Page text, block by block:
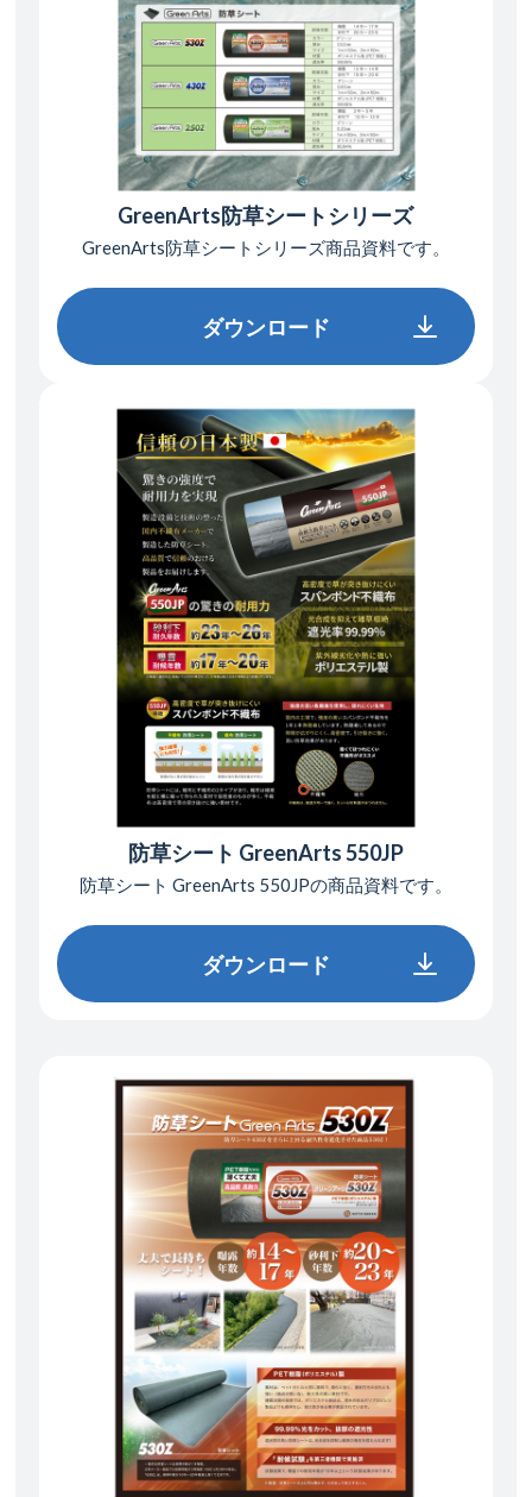
GreenArts防草シートシリーズ
GreenArts防草シートシリーズ商品資料です。
ダウンロード
ダウンロード
防草シート GreenArts 550JP
防草シート GreenArts 550JPの商品資料です。
ダウンロード
ダウンロード